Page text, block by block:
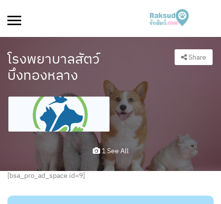
โรงพยาบาลสัตว์
บึงทองหลาง
Share
1 See All
[bsa_pro_ad_space id=9]